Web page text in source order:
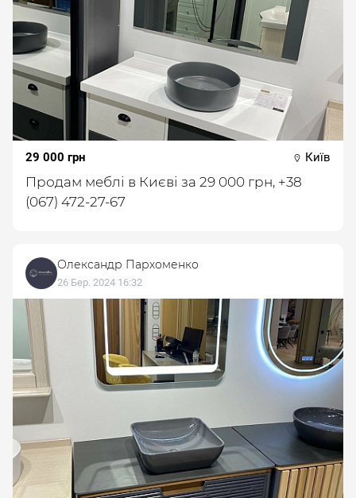
29 000 грн Київ
Продам меблі в Києві за 29 000 грн, +38
(067) 472-27-67
Олександр Пархоменко
26 Бер. 2024 16:32